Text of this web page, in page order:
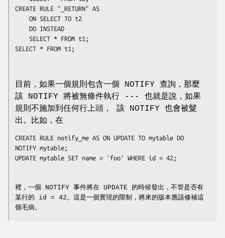
CREATE RULE "_RETURN" AS
SELECT * FROM t1;
目前，如果一個規則包含一個 NOTIFY 查詢，那麼
該 NOTIFY 將被無條件執行 --- 也就是說，如果
規則不施加到任何行上頭， 該 NOTIFY 也會被髮
出。比如，在
CREATE RULE notify_me AS ON UPDATE TO mytable DO
NOTIFY mytable;
UPDATE mytable SET name = 'foo' WHERE id = 42;
裡，一個 NOTIFY 事件將在 UPDATE 的時候發出，不管是否有
某行的 id = 42。這是一個實現的限制，將來的版本應該修補這
個毛病。